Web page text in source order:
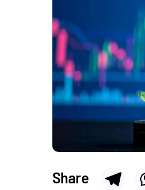
Share